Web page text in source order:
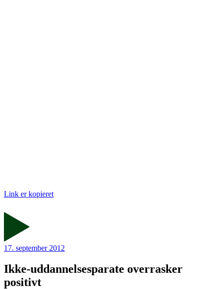
Link er kopieret
17. september 2012
Ikke-uddannelsesparate overrasker
positivt